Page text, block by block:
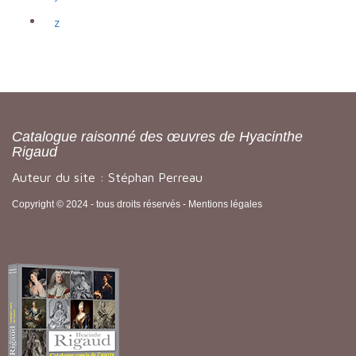
z
Catalogue raisonné des œuvres de Hyacinthe
Rigaud
Auteur du site : Stéphan Perreau
Copyright © 2024 - tous droits réservés - Mentions légales